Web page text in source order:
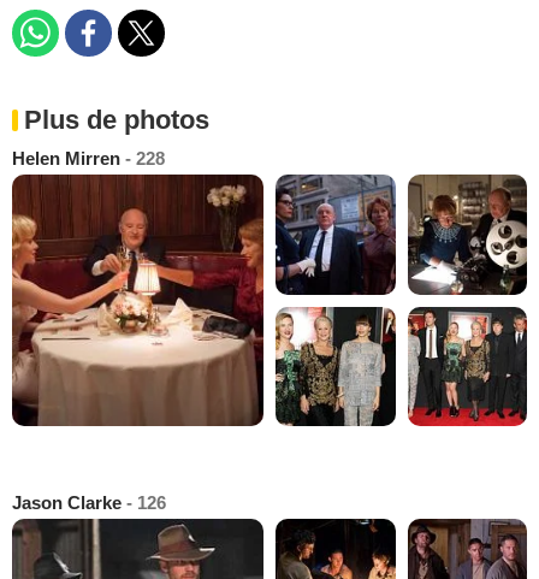
Plus de photos
Helen Mirren - 228
Jason Clarke - 126